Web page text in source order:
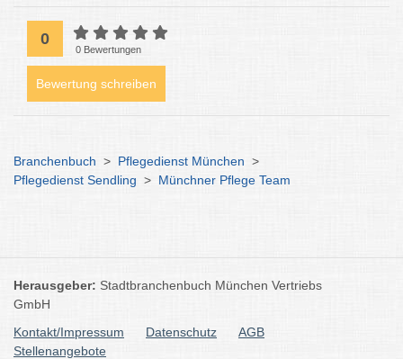
0
0 Bewertungen
Bewertung schreiben
Branchenbuch > Pflegedienst München >
Pflegedienst Sendling > Münchner Pflege Team
Herausgeber: Stadtbranchenbuch München Vertriebs
GmbH
Kontakt/Impressum
Datenschutz
AGB
Stellenangebote